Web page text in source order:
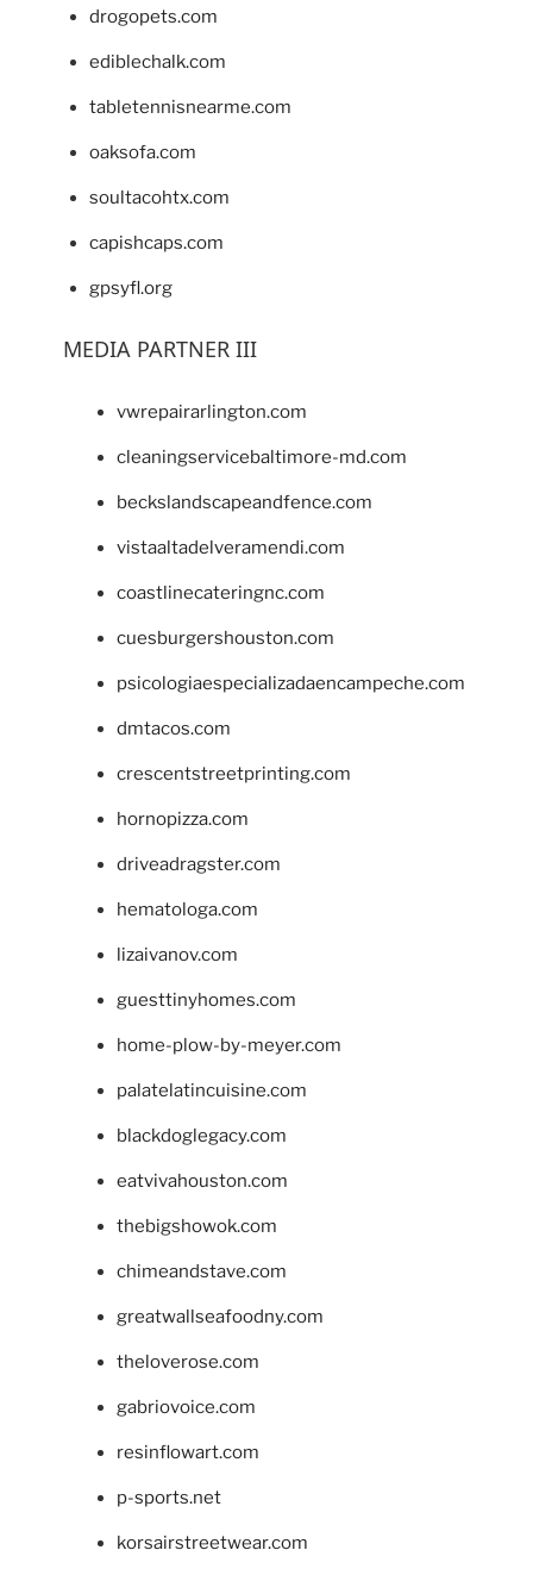
drogopets.com
ediblechalk.com
tabletennisnearme.com
oaksofa.com
soultacohtx.com
capishcaps.com
gpsyfl.org
MEDIA PARTNER III
vwrepairarlington.com
cleaningservicebaltimore-md.com
beckslandscapeandfence.com
vistaaltadelveramendi.com
coastlinecateringnc.com
cuesburgershouston.com
psicologiaespecializadaencampeche.com
dmtacos.com
crescentstreetprinting.com
hornopizza.com
driveadragster.com
hematologa.com
lizaivanov.com
guesttinyhomes.com
home-plow-by-meyer.com
palatelatincuisine.com
blackdoglegacy.com
eatvivahouston.com
thebigshowok.com
chimeandstave.com
greatwallseafoodny.com
theloverose.com
gabriovoice.com
resinflowart.com
p-sports.net
korsairstreetwear.com